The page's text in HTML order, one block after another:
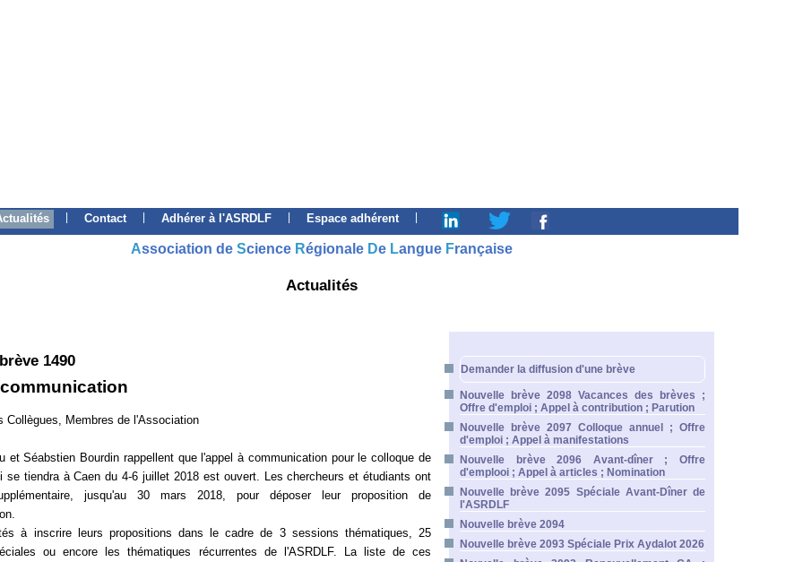
Contact Adhérer à l'ASRDLF Espace adhérent
Association de Science Régionale De Langue Française
Actualités
1490
Collègues, Membres de l'Association
et Séabstien Bourdin rappellent que l'appel à communication pour le colloque de
se tiendra à Caen du 4-6 juillet 2018 est ouvert. Les chercheurs et étudiants ont
jusqu'au 30 mars 2018, pour déposer leur proposition de
à inscrire leurs propositions dans le cadre de 3 sessions thématiques, 25
ou encore les thématiques récurrentes de l'ASRDLF. La liste de ces
Demander la diffusion d'une brève
Nouvelle brève 2098 Vacances des brèves ;
Offre d'emploi ; Appel à contribution ; Parution
Nouvelle brève 2097 Colloque annuel ; Offre
d'emploi ; Appel à manifestations
Nouvelle brève 2096 Avant-dîner ; Offre
d'emplooi ; Appel à articles ; Nomination
Nouvelle brève 2095 Spéciale Avant-Dîner de
l'ASRDLF
Nouvelle brève 2094
Nouvelle brève 2093 Spéciale Prix Aydalot 2026